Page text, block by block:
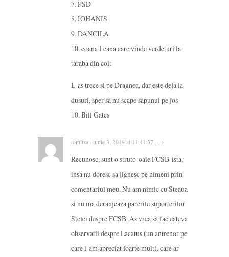
7. PSD
8. IOHANIS
9. DANCILA
10. coana Leana care vinde verdeturi la
taraba din colt
L-as trece si pe Dragnea, dar este deja la
dusuri, sper sa nu scape sapunul pe jos
10. Bill Gates
tomitza · iunie 3, 2019 at 11:41:37 · →
Recunosc, sunt o struto-oaie FCSB-ista,
insa nu doresc sa jignesc pe nimeni prin
comentariul meu. Nu am nimic cu Steaua
si nu ma deranjeaza parerile suporterilor
Stelei despre FCSB. As vrea sa fac cateva
observatii despre Lacatus (un antrenor pe
care l-am apreciat foarte mult), care ar